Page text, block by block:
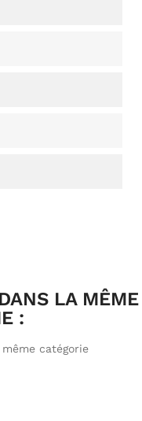
LA MÊME
:
catégorie